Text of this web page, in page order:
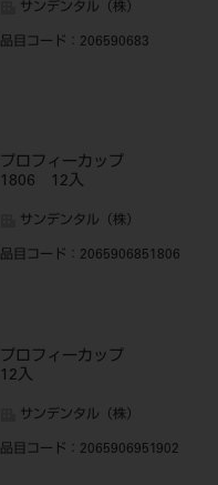
サンデンタル（株）
品目コード ：206590683
プロフィーカッ
1806 12入
サンデンタル（株）
品目コード ：2065906851806
プロフィーカップ
12入
サンデンタル（株）
品目コード ：2065906951902